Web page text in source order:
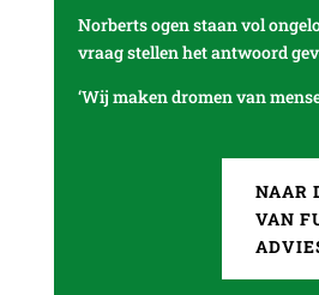
Norberts ogen staan vol
vraag stellen het antwoord
‘Wij maken dromen van
NAAR
VAN